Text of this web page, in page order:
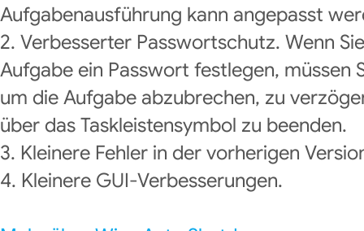
Aufgabenausführung kann angepasst
2. Verbesserter Passwortschutz. Wenn
Aufgabe ein Passwort festlegen, müssen
um die Aufgabe abzubrechen, zu
über das Taskleistensymbol zu beenden.
3. Kleinere Fehler in der vorherigen
4. Kleinere GUI-Verbesserungen.